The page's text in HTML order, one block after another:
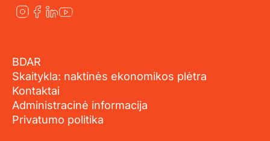
BDAR
Skaitykla: naktinės ekonomikos plėtra
Kontaktai
Administracinė informacija
Privatumo politika